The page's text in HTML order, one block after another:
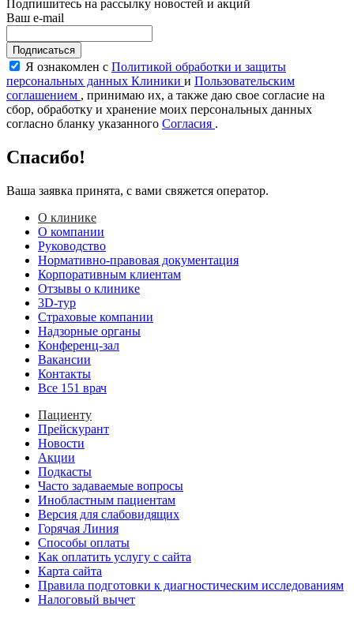
Подпишитесь на рассылку новостей и акций
Ваш e-mail
Подписаться
Я ознакомлен с Политикой обработки и защиты
персональных данных Клиники и Пользовательским
соглашением , принимаю их, а также даю свое согласие на
сбор, обработку и хранение моих персональных данных
согласно бланку указанного Согласия .
Спасибо!
Ваша заявка принята, с вами свяжется оператор.
О клинике
О компании
Руководство
Нормативно-правовая документация
Корпоративным клиентам
Отзывы о клинике
3D-тур
Страховые компании
Надзорные органы
Конференц-зал
Вакансии
Контакты
Все 151 врач
Пациенту
Прейскурант
Новости
Акции
Подкасты
Часто задаваемые вопросы
Инобластным пациентам
Версия для слабовидящих
Горячая Линия
Способы оплаты
Как оплатить услугу с сайта
Карта сайта
Правила подготовки к диагностическим исследованиям
Налоговый вычет